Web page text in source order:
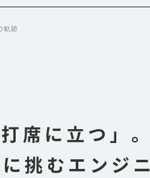
軌跡
席に立つ」。
挑むエンジニ